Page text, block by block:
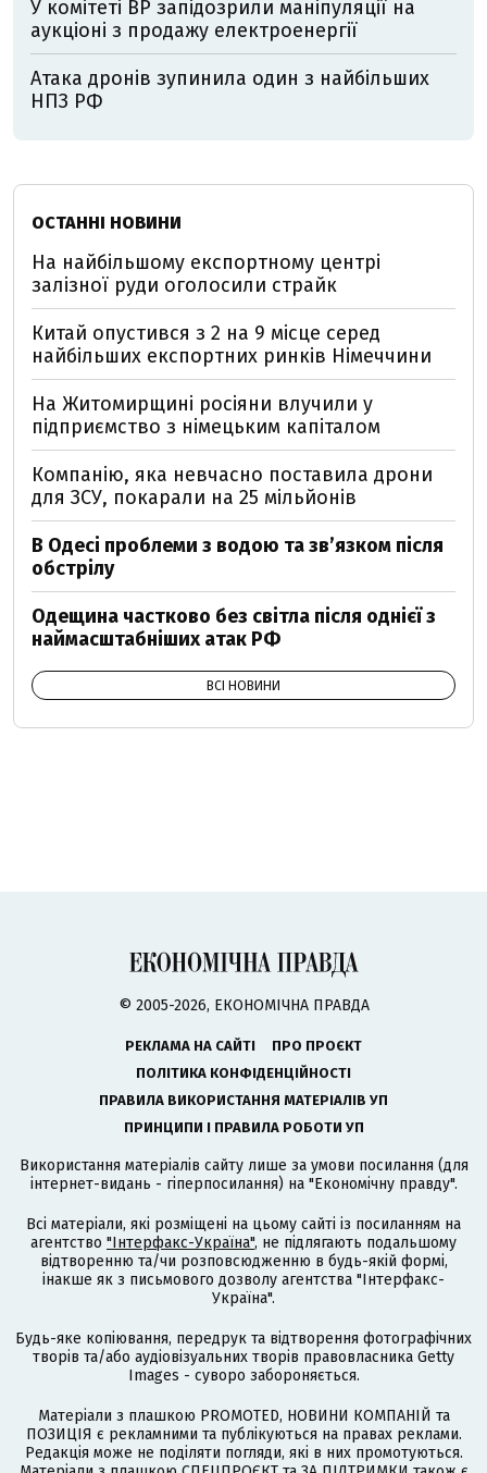
У комітеті ВР запідозрили маніпуляції на
аукціоні з продажу електроенергії
Атака дронів зупинила один з найбільших
НПЗ РФ
ОСТАННІ НОВИНИ
На найбільшому експортному центрі
залізної руди оголосили страйк
Китай опустився з 2 на 9 місце серед
найбільших експортних ринків Німеччини
На Житомирщині росіяни влучили у
підприємство з німецьким капіталом
Компанію, яка невчасно поставила дрони
для ЗСУ, покарали на 25 мільйонів
В Одесі проблеми з водою та звʼязком після
обстрілу
Одещина частково без світла після однієї з
наймасштабніших атак РФ
ВСІ НОВИНИ
© 2005-2026, ЕКОНОМІЧНА ПРАВДА
РЕКЛАМА НА САЙТІ
ПРО ПРОЄКТ
ПОЛІТИКА КОНФІДЕНЦІЙНОСТІ
ПРАВИЛА ВИКОРИСТАННЯ МАТЕРІАЛІВ УП
ПРИНЦИПИ І ПРАВИЛА РОБОТИ УП
Використання матеріалів сайту лише за умови посилання (для
інтернет-видань - гіперпосилання) на "Економічну правду".
Всі матеріали, які розміщені на цьому сайті із посиланням на
агентство "Інтерфакс-Україна", не підлягають подальшому
відтворенню та/чи розповсюдженню в будь-якій формі,
інакше як з письмового дозволу агентства "Інтерфакс-
Україна".
Будь-яке копіювання, передрук та відтворення фотографічних
творів та/або аудіовізуальних творів правовласника Getty
Images - суворо забороняється.
Матеріали з плашкою PROMOTED, НОВИНИ КОМПАНІЙ та
ПОЗИЦІЯ є рекламними та публікуються на правах реклами.
Редакція може не поділяти погляди, які в них промотуються.